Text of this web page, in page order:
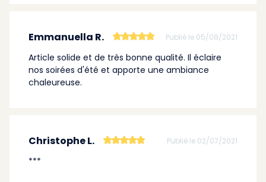
Emmanuella R. Publié le 05/08/2021
Article solide et de très bonne qualité. Il éclaire
nos soirées d'été et apporte une ambiance
chaleureuse.
Christophe L. Publié le 02/07/2021
***